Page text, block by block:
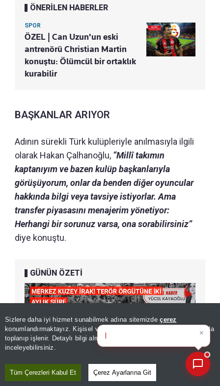
Sizlere daha iyi hizmet sunabilmek adına sitemizdeçerez
konumlandırmaktayız. Kişisel verileriniz, KVKK ve GDPR kapsamında
toplanıp işlenir. Detaylı bilgi almak için
inceleyebilirsiniz.
Tüm Çerezleri Kabul Et Çerez Ayarlarına Git
ÖNERİLEN HABERLER
SPOR
ÖZEL | Can Uzun'un eski
antrenörü Christian Martin
konuştu: Ölümcül bir ortaklık
kurabilir
BAŞKANLAR ARIYOR
Adının sürekli Türk kulüpleriyle anılmasıyla ilgili
olarak Hakan Çalhanoğlu, “Millî takımın
kaptanıyım ve bazen kulüp başkanlarıyla
görüşüyorum, onlar da benden diğer oyuncular
hakkında bilgi veya tavsiye istiyorlar. Ama
transfer piyasasını menajerim yönetiyor:
Herhangi bir sorunuz varsa, ona sorabilirsiniz”
diye konuştu.
GÜNÜN ÖZETİ
×
Günün spor, gündem ve